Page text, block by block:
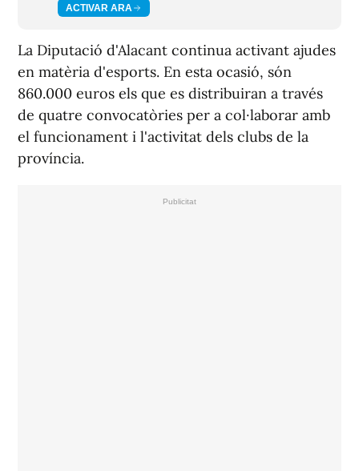
ACTIVAR ARA
La Diputació d'Alacant continua activant ajudes
en matèria d'esports. En esta ocasió, són
860.000 euros els que es distribuiran a través
de quatre convocatòries per a col·laborar amb
el funcionament i l'activitat dels clubs de la
província.